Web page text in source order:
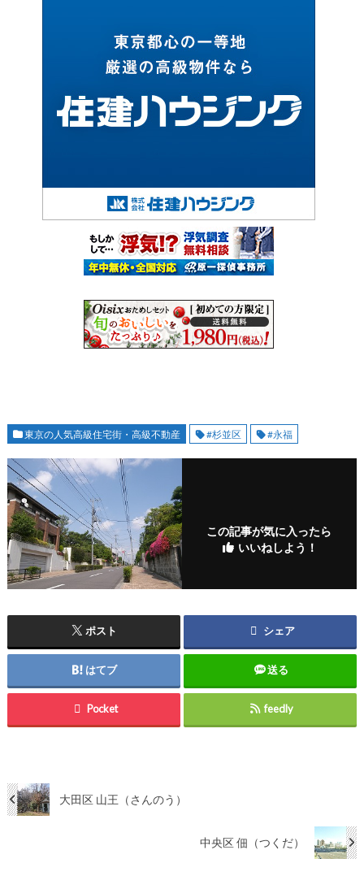
東京の人気高級住宅街・高級不動産 #杉並区 #永福
この記事が気に入ったら
いいねしよう！
ポスト シェア
はてブ 送る
Pocket feedly
大田区 山王（さんのう）
中央区 佃（つくだ）